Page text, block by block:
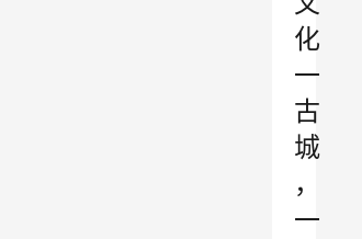
化
一
古
城
，
一